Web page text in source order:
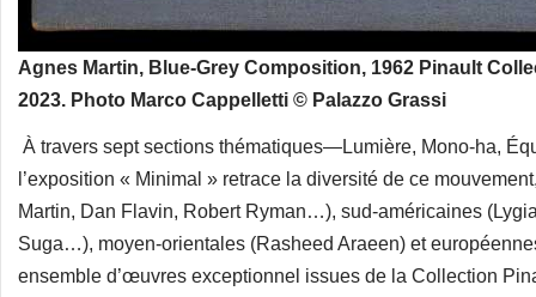
Agnes Martin, Blue-Grey Composition, 1962 Pinault
2023. Photo Marco Cappelletti © Palazzo Grassi
À travers sept sections thématiques—Lumière, Mono-ha,
l’exposition « Minimal » retrace la diversité de ce
Martin, Dan Flavin, Robert Ryman…), sud-américaines
Suga…), moyen-orientales (Rasheed Araeen) et
ensemble d’œuvres exceptionnel issues de la Collection